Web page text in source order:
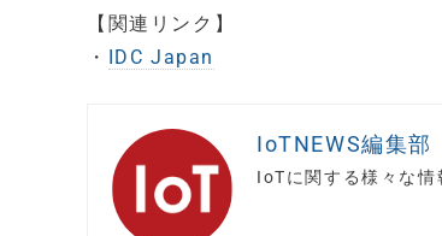
【関連リンク】
・ IDC Japan
IoTNEWS編集部
IoTに関する様々な情